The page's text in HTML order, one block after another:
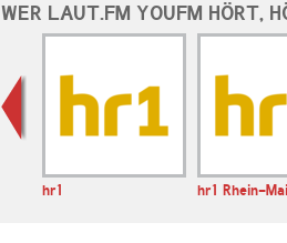
WER LAUT.FM YOUFM HÖRT,
hr1 hr1 Rhein-